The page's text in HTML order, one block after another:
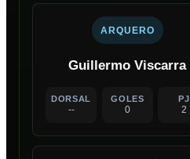
ARQUERO
Guillermo Viscarra
DORSAL
--
GOLES
0
PJ
2